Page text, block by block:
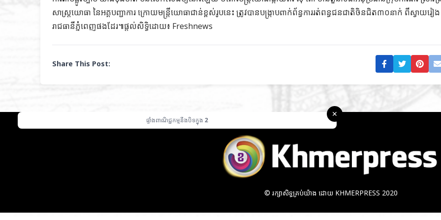
សាស្ដ្រយោធា នៃអគ្គបញ្ជាការ ក្រោយមន្ដ្រីយោធាជាន់ខ្ពស់រូបនេះ ត្រូវបានបង្ក្រាបពាក់ព័ន្ធការរត់ពន្ធជនជាតិចិនជិត៣០នាក់ ពីស្វាយរៀ
រាជធានីភ្នំពេញផងដែរ៕ផ្តល់សិទ្ធិដោយ៖ Freshnews
Share This Post:
✕
ផ្ទាំងពាណិជ្ជកម្មនឹងបិទក្នុង 1
© រក្សាសិទ្ធគ្រប់យ៉ាង ដោយ KHMERPRESS 2020